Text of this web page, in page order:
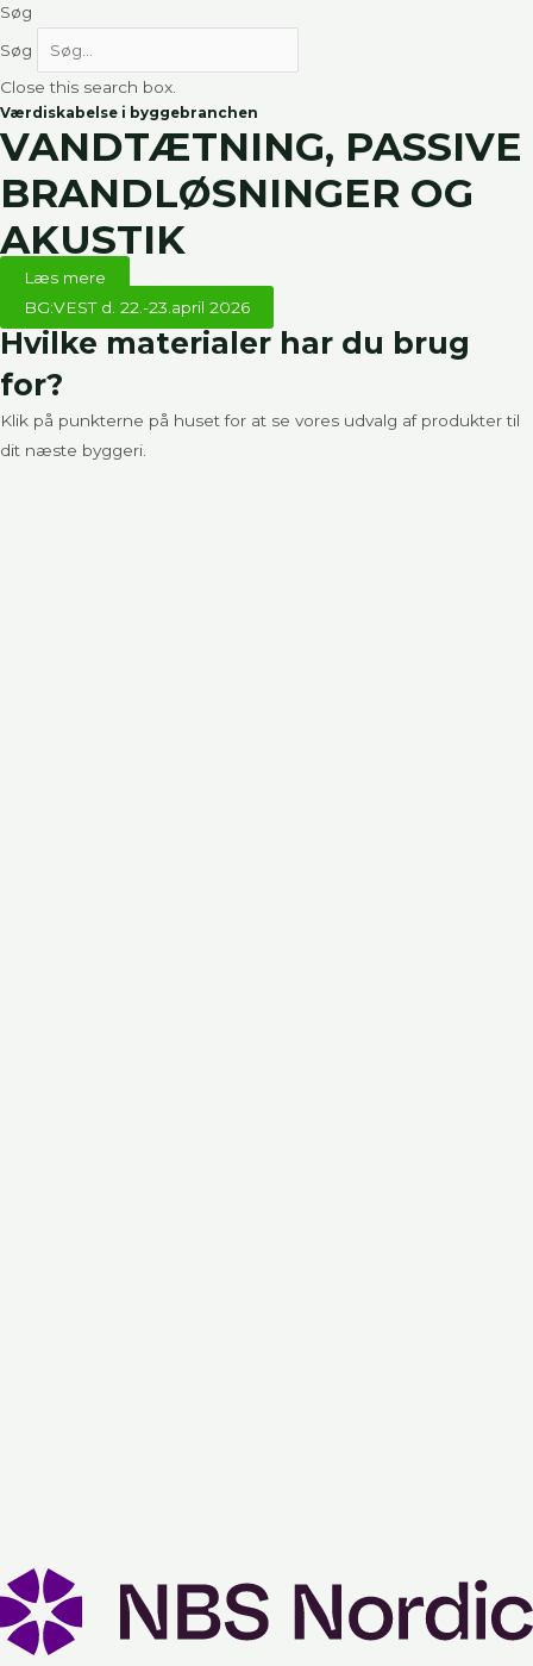
Søg
Søg
Close this search box.
Værdiskabelse i byggebranchen
VANDTÆTNING, PASSIVE
BRANDLØSNINGER OG
AKUSTIK
Læs mere
BG:VEST d. 22.-23.april 2026
Hvilke materialer har du brug
for?
Klik på punkterne på huset for at se vores udvalg af produkter til
dit næste byggeri.